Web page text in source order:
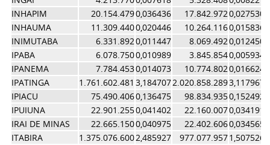
INHAPIM
20.154.4790,036436 17.842.9720,027530
INHAUMA
11.309.4400,020446 10.264.1160,015836
INIMUTABA
6.331.8920,011447 8.069.4920,012450
IPABA
6.078.7500,010989 3.845.8540,005934
IPANEMA
7.784.4530,014073 10.774.8020,016624
IPATINGA
1.761.602.481 3,1847072.020.858.2893,117967
IPIACU
75.490.4060,136475 98.834.9350,152492
IPUIUNA
22.901.2550,041402 22.160.0070,034191
IRAI DE MINAS
22.665.1500,040975 22.402.6060,034565
ITABIRA
1.375.076.6002,485927 977.077.9571,507526